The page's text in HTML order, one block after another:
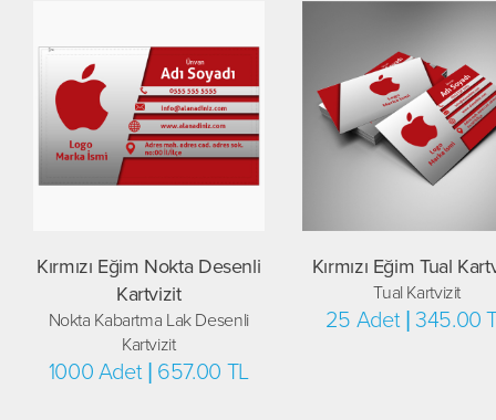
Kırmızı Eğim Nokta Desenli
Kartvizit
Nokta Kabartma Lak Desenli
Kartvizit
1000 Adet | 657.00 TL
Kırmızı Eğim Tual
Tual Kartvizit
25 Adet | 345.00